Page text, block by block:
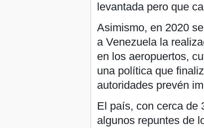
levantada pero que
Asimismo, en 2020
a Venezuela la
en los aeropuertos,
una política que
autoridades prevén
El país, con cerca de
algunos repuntes de